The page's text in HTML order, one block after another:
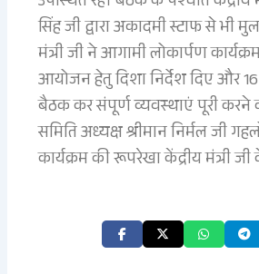
सिंह जी द्वारा अकादमी स्टाफ से भी
मंत्री जी ने आगामी लोकार्पण
आयोजन हेतु दिशा निर्देश दिए और
बैठक कर संपूर्ण व्यवस्थाएं पूरी करने
समिति अध्यक्ष श्रीमान निर्मल जी
कार्यक्रम की रूपरेखा केंद्रीय मंत्री